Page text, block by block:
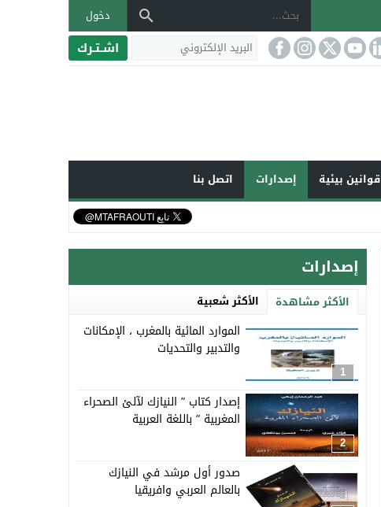
دخول
اشـتـرك
قوانين بيئية إصدارات
اتصل بنا
إصدارات
الأكثر مشاهدة الأكثر شعبية
1
الموارد المائية بالمغرب ، الإمكانات
والتدبير والتحديات
2
إصدار كتاب ” النيازك لآلئ الصحراء
المغربية ” باللغة العربية
صدور أول مرشد في النيازك
بالعالم العربي وافريقيا